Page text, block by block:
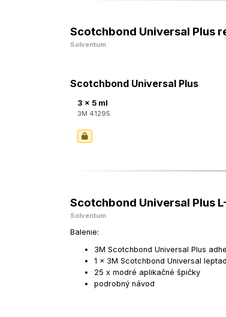
Scotchbond Universal Plus
Solventum
Scotchbond Universal Plus
3 x 5 ml
3M 41295
Scotchbond Universal Plus
Solventum
Balenie:
3M Scotchbond Universal Plus
1 x 3M Scotchbond Universal
25 x modré aplikačné špičky
podrobný návod